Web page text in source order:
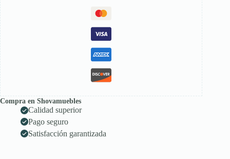
Compra en Shovamuebles
Calidad superior
Pago seguro
Satisfacción garantizada